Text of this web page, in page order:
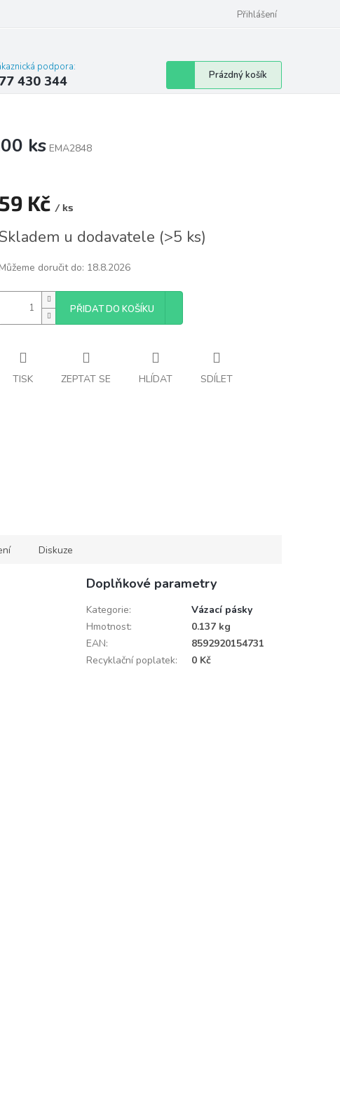
Přihlášení
podpora:
430 344
Nákupní
košík
Prázdný košík
ks EMA2848
59 Kč / ks
u dodavatele (>5 ks)
Můžeme doručit do: 18.8.2026
PŘIDAT DO KOŠÍKU
TISK ZEPTAT SE HLÍDAT SDÍLET
Diskuze
Doplňkové parametry
Kategorie:
Vázací pásky
Hmotnost:
0.137 kg
EAN:
8592920154731
Recyklační poplatek: 0 Kč